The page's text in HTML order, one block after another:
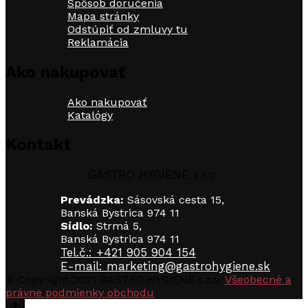
môžete
na
Spôsob doručenia
Mapa stránky
Odstúpiť od zmluvy tu
Reklamácia
Ako nakupovať
Katalógy
Prevádzka: Sásovská cesta 15,
Banská Bystrica 974 11
Sídlo: Strmá 5,
Banská Bystrica 974 11
Tel.č.: +421 905 904 154
E-mail: marketing@gastrohygiene.sk
Všeobecné a
právne podmienky obchodu